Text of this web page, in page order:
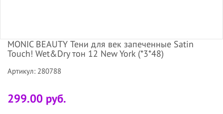
MONIC BEAUTY Тени для век запеченные Satin
Touch! Wet&Dry тон 12 New York (*3*48)
Артикул: 280788
299.00 руб.